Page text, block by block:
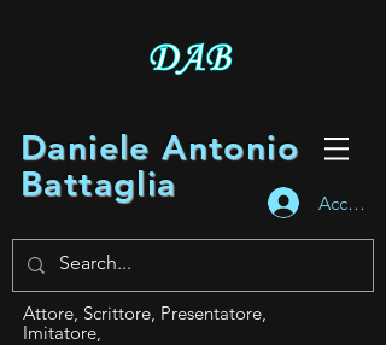
Daniele Antonio
Battaglia
Accedi
Attore, Scrittore, Presentatore,
Imitatore,